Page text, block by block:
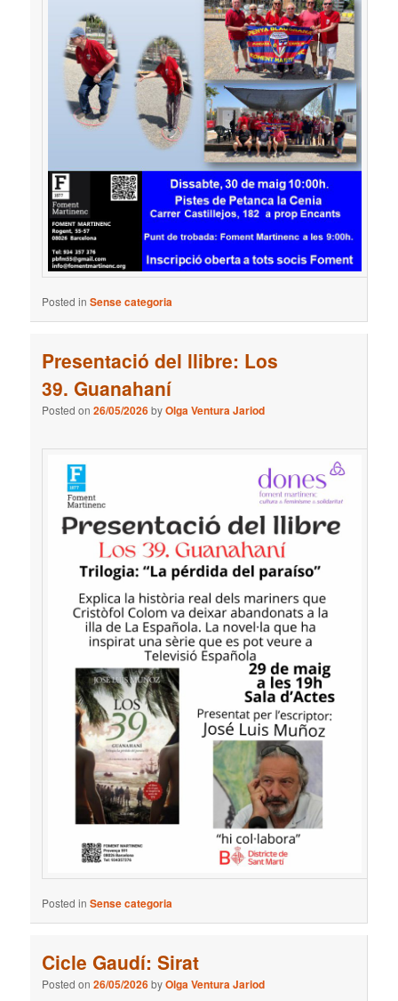
Posted in Sense categoria
Presentació del llibre: Los
39. Guanahaní
Posted on26/05/2026byOlga Ventura Jariod
Posted in Sense categoria
Cicle Gaudí: Sirat
Posted on26/05/2026byOlga Ventura Jariod